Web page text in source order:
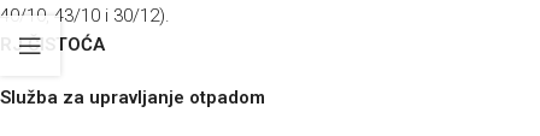
40/10, 43/10 i 30/12).
RJ ČISTOĆA
Služba za upravljanje otpadom